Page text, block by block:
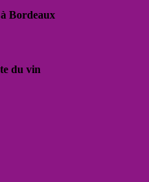
Bordeaux
du vin